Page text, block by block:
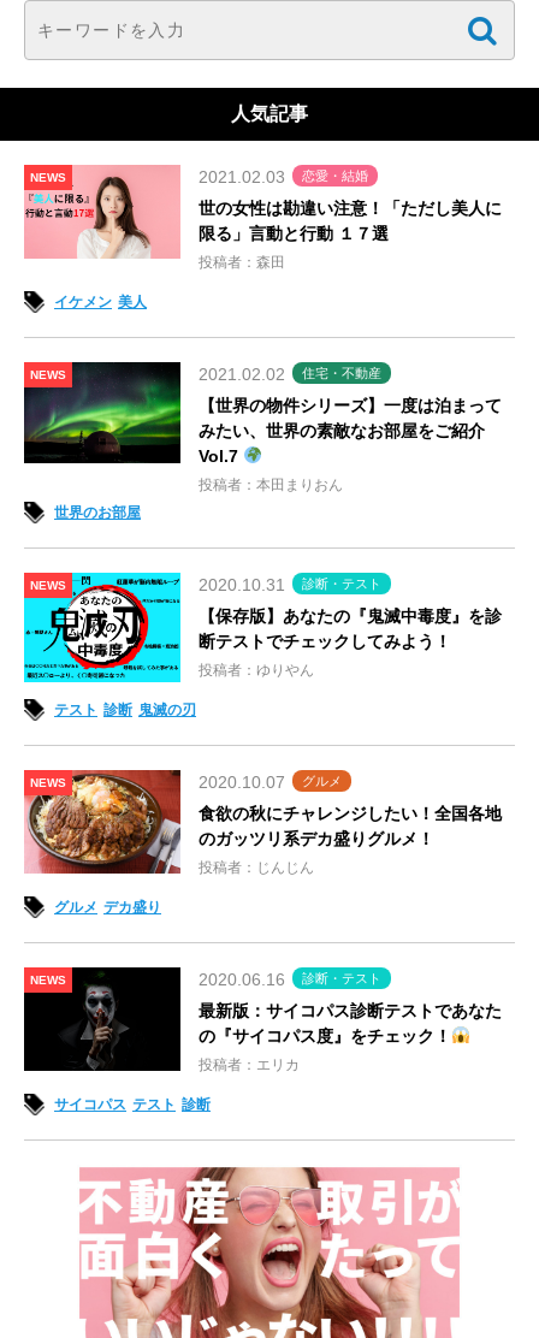
人気記事
NEWS 2021.02.03 恋愛・結婚
世の女性は勘違い注意！「ただし美人に
限る」言動と行動 １７選
投稿者：森田
イケメン 美人
NEWS 2021.02.02 住宅・不動産
【世界の物件シリーズ】一度は泊まって
みたい、世界の素敵なお部屋をご紹介
Vol.7
投稿者：本田まりおん
世界のお部屋
NEWS 2020.10.31 診断・テスト
【保存版】あなたの『鬼滅中毒度』を診
断テストでチェックしてみよう！
投稿者：ゆりやん
テスト 診断 鬼滅の刃
NEWS 2020.10.07 グルメ
食欲の秋にチャレンジしたい！全国各地
のガッツリ系デカ盛りグルメ！
投稿者：じんじん
グルメ デカ盛り
NEWS 2020.06.16 診断・テスト
最新版：サイコパス診断テストであなた
の『サイコパス度』をチェック！
投稿者：エリカ
サイコパス テスト 診断